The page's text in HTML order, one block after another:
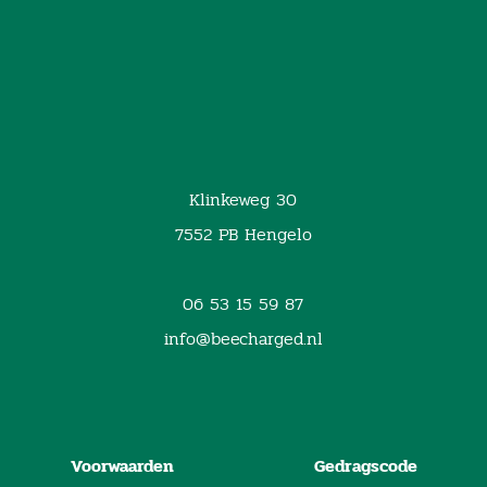
Klinkeweg 30
7552 PB Hengelo
06 53 15 59 87
info@beecharged.nl
Voorwaarden Gedragscode